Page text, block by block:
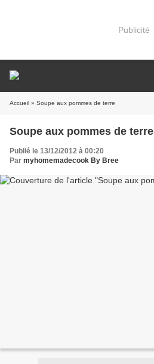
Publicité
Accueil » Soupe aux pommes de terre
Soupe aux pommes de terre
Publié le 13/12/2012 à 00:20
Par myhomemadecook By Bree